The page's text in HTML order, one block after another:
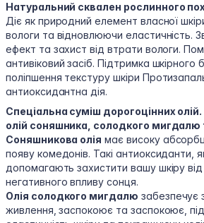
Натуральний сквален рослинного
Діє як природний елемент власної
вологи та відновлюючи еластичність.
ефект та захист від втрати вологи.
антивіковий засіб. Підтримка
поліпшення текстуру шкіри
антиоксидантна дія.
Спеціальна суміш дорогоцінних
олій соняшника, солодкого мигдалю
Соняшникова олія має високу
появу комедонів. Такі антиоксиданти,
допомагають захистити вашу шкіру від
негативного впливу сонця.
Олія солодкого мигдалю забезпечує
живлення, заспокоює та заспокоює,